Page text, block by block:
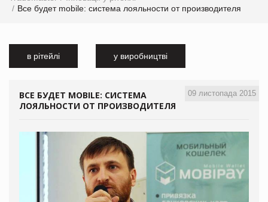
Все будет mobile: система лояльности от производителя
в рітейлі у виробництві
09 листопада 2015
ВСЕ БУДЕТ MOBILE: СИСТЕМА
ЛОЯЛЬНОСТИ ОТ ПРОИЗВОДИТЕЛЯ